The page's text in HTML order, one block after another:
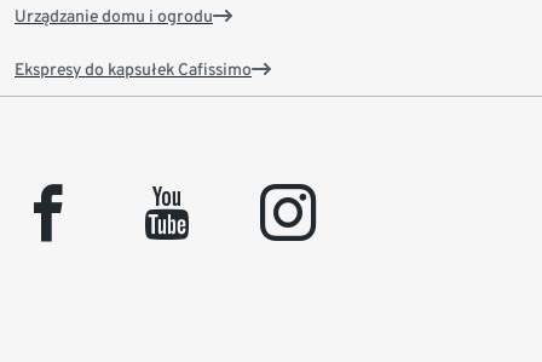
Urządzanie domu i ogrodu
Ekspresy do kapsułek Cafissimo
facebook youtube instagram